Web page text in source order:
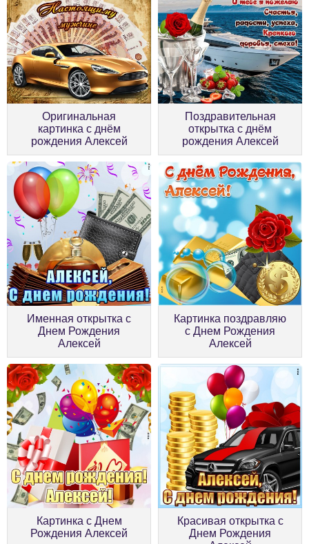
Оригинальная
картинка с днём
рождения Алексей
Поздравительная
открытка с днём
рождения Алексей
Именная открытка с
Днем Рождения
Алексей
Картинка поздравляю
с Днем Рождения
Алексей
Картинка с Днем
Рождения Алексей
Красивая открытка с
Днем Рождения